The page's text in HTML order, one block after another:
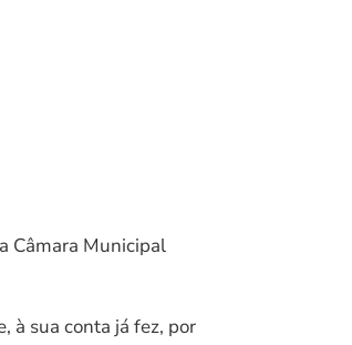
Câmara Municipal
à sua conta já fez, por